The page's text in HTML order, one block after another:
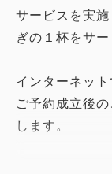
サービスを実
ぎの１杯をサー
インターネッ
ご予約成立後
します。